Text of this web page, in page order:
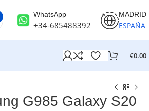
WhatsApp
+34-685488392
MADRID
ESPAÑA
€0.00
G985 Galaxy S20